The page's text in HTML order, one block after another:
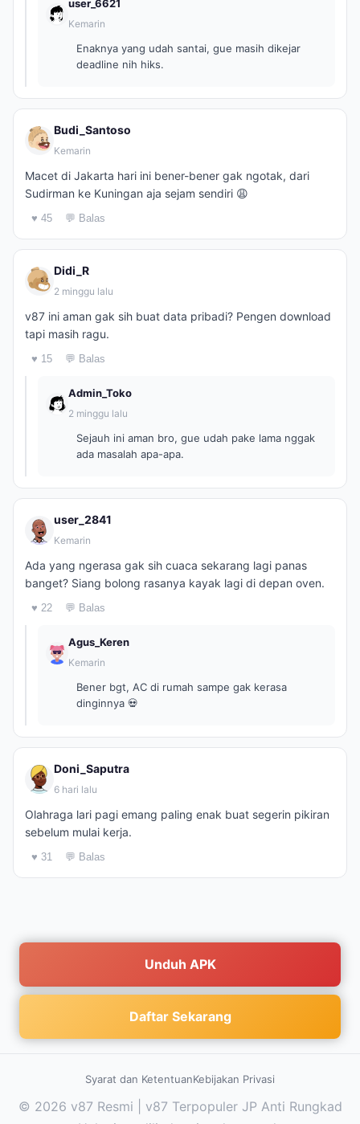
user_6621
Kemarin
Enaknya yang udah santai, gue masih dikejar
deadline nih hiks.
Budi_Santoso
Kemarin
Macet di Jakarta hari ini bener-bener gak ngotak, dari
Sudirman ke Kuningan aja sejam sendiri 😩
♥ 45 💬 Balas
Didi_R
2 minggu lalu
v87 ini aman gak sih buat data pribadi? Pengen download
tapi masih ragu.
♥ 15 💬 Balas
Admin_Toko
2 minggu lalu
Sejauh ini aman bro, gue udah pake lama nggak
ada masalah apa-apa.
user_2841
Kemarin
Ada yang ngerasa gak sih cuaca sekarang lagi panas
banget? Siang bolong rasanya kayak lagi di depan oven.
♥ 22 💬 Balas
Agus_Keren
Kemarin
Bener bgt, AC di rumah sampe gak kerasa
dinginnya 💀
Doni_Saputra
6 hari lalu
Olahraga lari pagi emang paling enak buat segerin pikiran
sebelum mulai kerja.
♥ 31 💬 Balas
Unduh APK
Daftar Sekarang
Syarat dan KetentuanKebijakan Privasi
© 2026 v87 Resmi | v87 Terpopuler JP Anti Rungkad